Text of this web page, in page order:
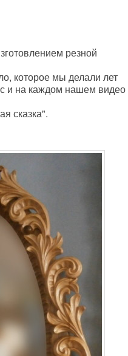
резной
которое мы делали лет
и на каждом нашем видео
сказка".